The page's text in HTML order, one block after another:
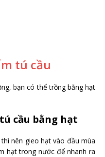
tú cầu
bạn có thể trồng bằng hạt
cầu bằng hạt
nên gieo hạt vào đầu mùa
hạt trong nước để nhanh ra